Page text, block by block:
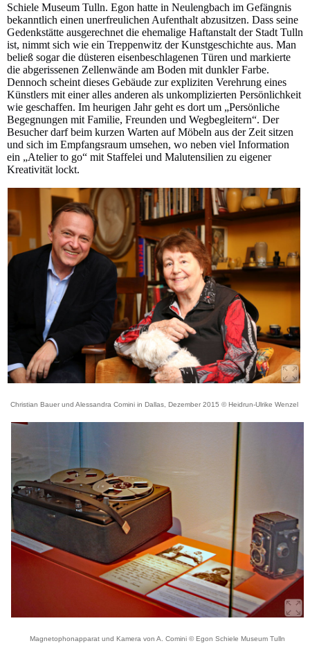
Schiele Museum Tulln. Egon hatte in Neulengbach im Gefängnis
bekanntlich einen unerfreulichen Aufenthalt abzusitzen. Dass seine
Gedenkstätte ausgerechnet die ehemalige Haftanstalt der Stadt Tulln
ist, nimmt sich wie ein Treppenwitz der Kunstgeschichte aus. Man
beließ sogar die düsteren eisenbeschlagenen Türen und markierte
die abgerissenen Zellenwände am Boden mit dunkler Farbe.
Dennoch scheint dieses Gebäude zur expliziten Verehrung eines
Künstlers mit einer alles anderen als unkomplizierten Persönlichkeit
wie geschaffen. Im heurigen Jahr geht es dort um „Persönliche
Begegnungen mit Familie, Freunden und Wegbegleitern“. Der
Besucher darf beim kurzen Warten auf Möbeln aus der Zeit sitzen
und sich im Empfangsraum umsehen, wo neben viel Information
ein „Atelier to go“ mit Staffelei und Malutensilien zu eigener
Kreativität lockt.
Christian Bauer und Alessandra Comini in Dallas, Dezember 2015 © Heidrun-Ulrike Wenzel
Magnetophonapparat und Kamera von A. Comini © Egon Schiele Museum Tulln